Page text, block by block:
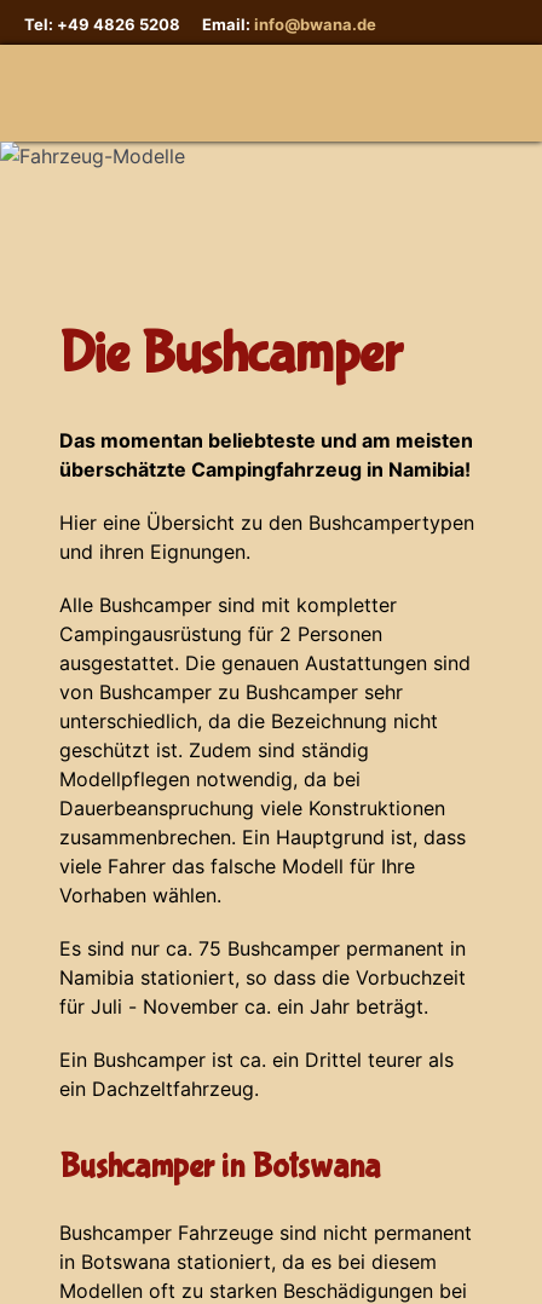
Tel: +49 4826 5208 Email: info@bwana.de
Sprache auswählen
Die Bushcamper
Das momentan beliebteste und am meisten
überschätzte Campingfahrzeug in Namibia!
Hier eine Übersicht zu den Bushcampertypen
und ihren Eignungen.
Alle Bushcamper sind mit kompletter
Campingausrüstung für 2 Personen
ausgestattet. Die genauen Austattungen sind
von Bushcamper zu Bushcamper sehr
unterschiedlich, da die Bezeichnung nicht
geschützt ist. Zudem sind ständig
Modellpflegen notwendig, da bei
Dauerbeanspruchung viele Konstruktionen
zusammenbrechen. Ein Hauptgrund ist, dass
viele Fahrer das falsche Modell für Ihre
Vorhaben wählen.
Es sind nur ca. 75 Bushcamper permanent in
Namibia stationiert, so dass die Vorbuchzeit
für Juli - November ca. ein Jahr beträgt.
Ein Bushcamper ist ca. ein Drittel teurer als
ein Dachzeltfahrzeug.
Bushcamper in Botswana
Bushcamper Fahrzeuge sind nicht permanent
in Botswana stationiert, da es bei diesem
Modellen oft zu starken Beschädigungen bei